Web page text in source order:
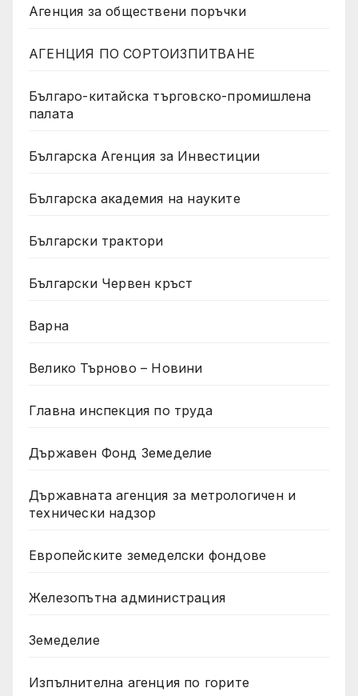
Агенция за обществени поръчки
АГЕНЦИЯ ПО СОРТОИЗПИТВАНЕ
Българо-китайска търговско-промишлена
палата
Българска Агенция за Инвестиции
Българска академия на науките
Български трактори
Български Червен кръст
Варна
Велико Търново – Новини
Главна инспекция по труда
Държавен Фонд Земеделие
Държавната агенция за метрологичен и
технически надзор
Европейските земеделски фондове
Железопътна администрация
Земеделие
Изпълнителна агенция по горите